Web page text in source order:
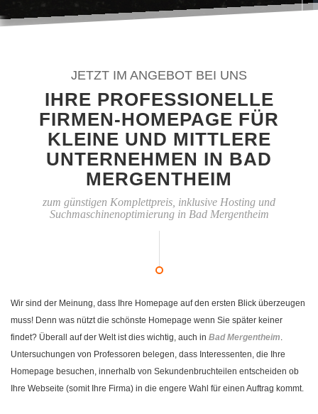
JETZT IM ANGEBOT BEI UNS
IHRE PROFESSIONELLE
FIRMEN-HOMEPAGE FÜR
KLEINE UND MITTLERE
UNTERNEHMEN IN BAD
MERGENTHEIM
zum günstigen Komplettpreis, inklusive Hosting und
Suchmaschinenoptimierung in Bad Mergentheim
Wir sind der Meinung, dass Ihre Homepage auf den ersten Blick überzeugen
muss! Denn was nützt die schönste Homepage wenn Sie später keiner
findet? Überall auf der Welt ist dies wichtig, auch in Bad Mergentheim.
Untersuchungen von Professoren belegen, dass Interessenten, die Ihre
Homepage besuchen, innerhalb von Sekundenbruchteilen entscheiden ob
Ihre Webseite (somit Ihre Firma) in die engere Wahl für einen Auftrag kommt.